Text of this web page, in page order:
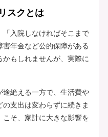
スクとは
「入院しなければそこまで
年金など公的保障がある
もしれませんが、実際に
絶える一方で、生活費や
支出は変わらずに続きま
そ、家計に大きな影響を